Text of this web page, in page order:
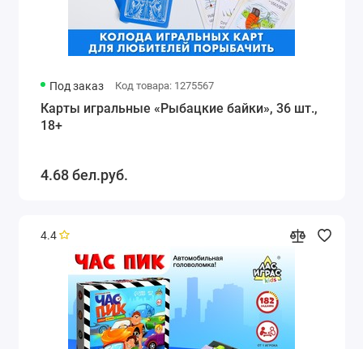
Под заказ Код товара: 1275567
Карты игральные «Рыбацкие байки», 36 шт.,
18+
4.68 бел.руб.
4.4